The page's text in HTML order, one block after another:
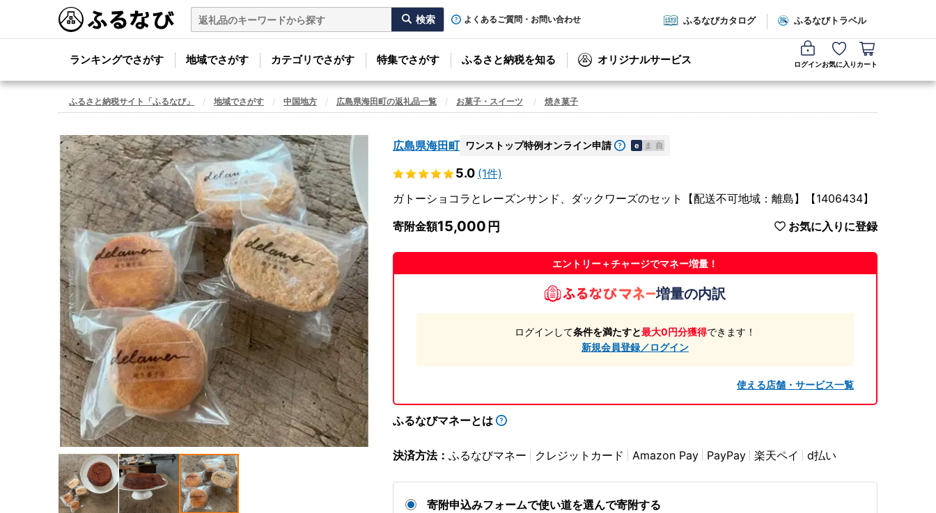
よくあるご質問・お問い合わせ ふるなびカタログ ふるなびトラベル
ランキングでさがす 地域でさがす カテゴリでさがす 特集でさがす ふるさと納税を知る オリジナルサービス ログインお気に入り カート
ふるさと納税サイト「ふるなび」 地域でさがす 中国地方 広島県海田町の返礼品一覧 お菓子・スイーツ 焼き菓子
広島県海田町 ワンストップ特例オンライン申請 e ま 自
5.0 (1件)
ガトーショコラとレーズンサンド、ダックワーズのセット【配送不可地域：離島】【1406434】
寄附金額15,000 お気に入りに登録
エントリー＋チャージでマネー増量！
増量の内訳
ログインして条件を満たすと最大0円分獲得できます！
新規会員登録／ログイン
使える店舗・サービス一覧
ふるなびマネーとは
決済方法： ふるなびマネー クレジットカード Amazon Pay PayPay 楽天ペイ d払い
寄附申込みフォームで使い道を選んで寄附する